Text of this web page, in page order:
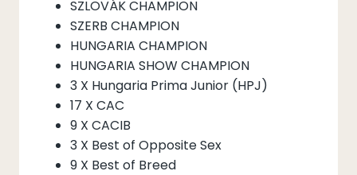
SZLOVÁK CHAMPION
SZERB CHAMPION
HUNGARIA CHAMPION
HUNGARIA SHOW CHAMPION
3 X Hungaria Prima Junior (HPJ)
17 X CAC
9 X CACIB
3 X Best of Opposite Sex
9 X Best of Breed